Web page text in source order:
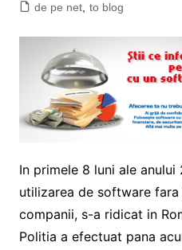
de pe net, to blog
In primele 8 luni ale
utilizarea de software
companii, s-a ridicat in
Politia a efectuat pana